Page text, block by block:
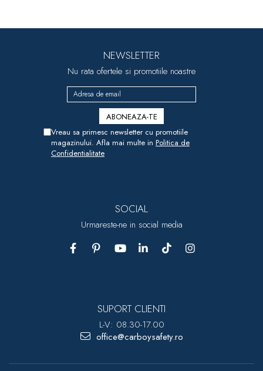
NEWSLETTER
Nu rata ofertele si promotiile noastre
Vreau sa primesc newsletter cu promotiile
magazinului. Afla mai multe in Politica de
Confidentialitate
SOCIAL
Urmareste-ne in social media
SUPORT CLIENTI
L-V: 08.30-17.00
office@carboysafety.ro